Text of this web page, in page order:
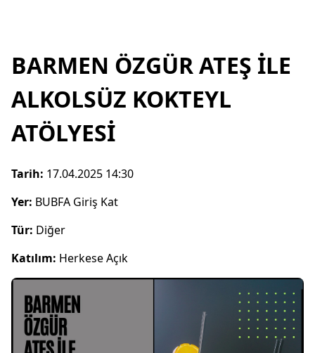
BARMEN ÖZGÜR ATEŞ İLE
ALKOLSÜZ KOKTEYL
ATÖLYESİ
Tarih: 17.04.2025 14:30
Yer: BUBFA Giriş Kat
Tür: Diğer
Katılım: Herkese Açık